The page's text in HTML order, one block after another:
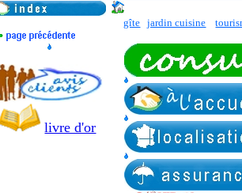
gîte jardin cuisine
livre d'or